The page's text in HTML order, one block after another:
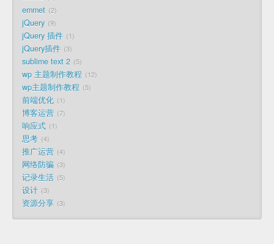
emmet 2
jQuery 9
jQuery 插件 1
jQuery插件 3
sublime text 2 5
wp 主题制作教程 12
wp主题制作教程 5
前端优化 1
博客运营 7
响应式 1
思考 4
推广运营 4
网络防骗 3
记录生活 5
设计 3
资源分享 3